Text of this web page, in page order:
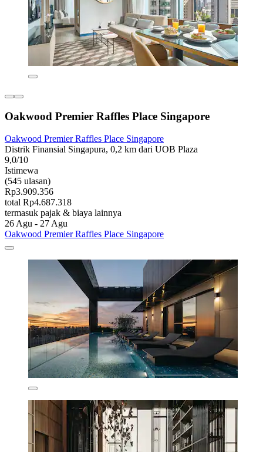
Oakwood Premier Raffles Place Singapore
Oakwood Premier Raffles Place Singapore
Distrik Finansial Singapura, 0,2 km dari UOB Plaza
9,0/10
Istimewa
(545 ulasan)
Rp3.909.356
total Rp4.687.318
termasuk pajak & biaya lainnya
26 Agu - 27 Agu
Oakwood Premier Raffles Place Singapore